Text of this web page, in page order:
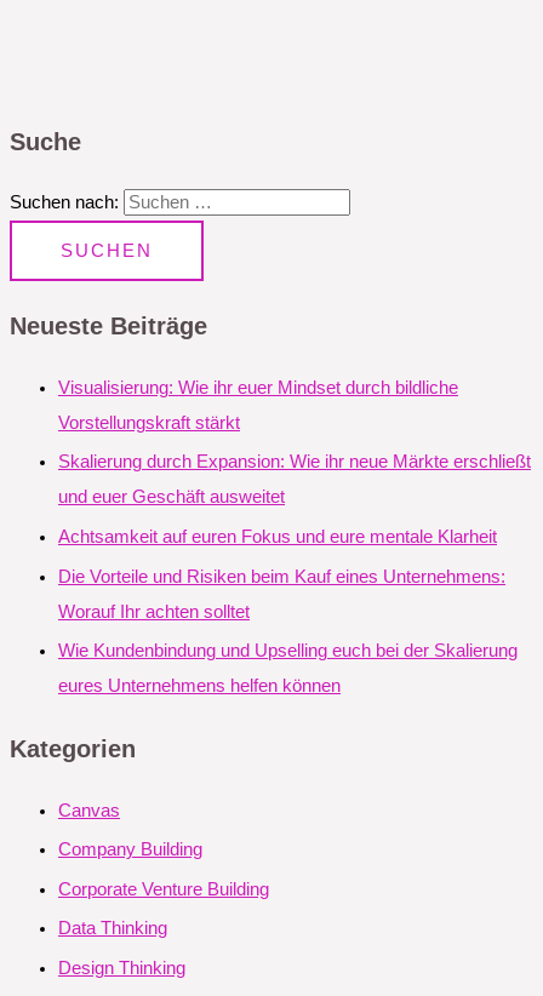
Suche
Suchen nach:
Neueste Beiträge
Visualisierung: Wie ihr euer Mindset durch bildliche
Vorstellungskraft stärkt
Skalierung durch Expansion: Wie ihr neue Märkte erschließt
und euer Geschäft ausweitet
Achtsamkeit auf euren Fokus und eure mentale Klarheit
Die Vorteile und Risiken beim Kauf eines Unternehmens:
Worauf Ihr achten solltet
Wie Kundenbindung und Upselling euch bei der Skalierung
eures Unternehmens helfen können
Kategorien
Canvas
Company Building
Corporate Venture Building
Data Thinking
Design Thinking